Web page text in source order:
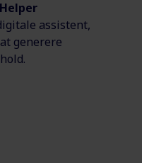
assistent,
generere